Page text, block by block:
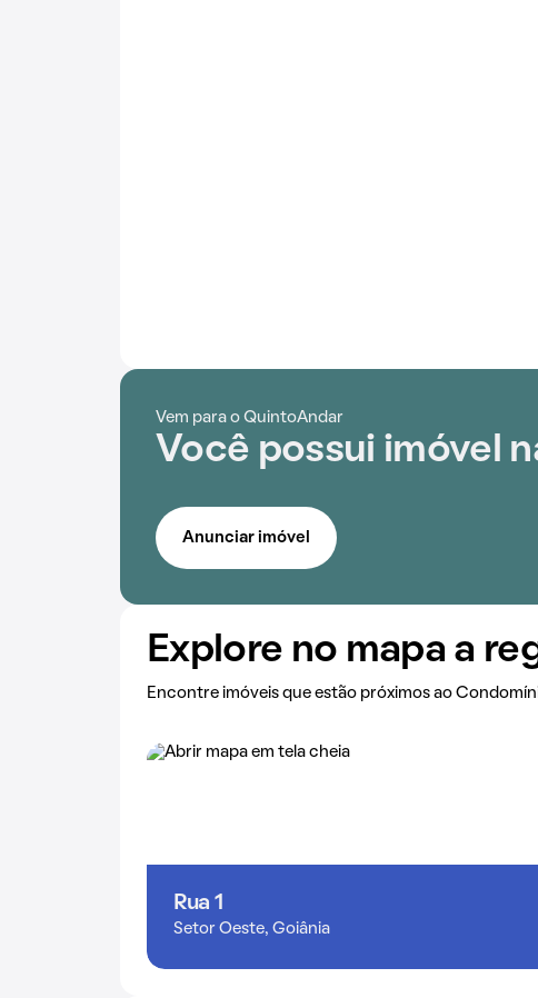
Vem para o QuintoAndar
Você possui imóvel
Anunciar imóvel
Explore no mapa a
Encontre imóveis que estão próximos ao
Rua 1
Setor Oeste, Goiânia